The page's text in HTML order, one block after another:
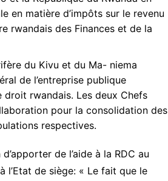
en matière d’impôts sur le revenu
rwandais des Finances et de la
du Kivu et du Ma- niema
de l’entreprise publique
droit rwandais. Les deux Chefs
pour la consolidation des
respectives.
de l’aide à la RDC au
l’Etat de siège: « Le fait que le